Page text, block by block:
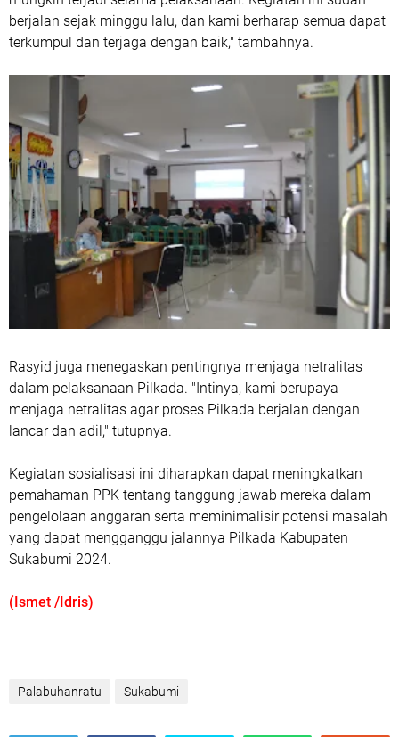
berjalan sejak minggu lalu, dan kami berharap semua dapat
terkumpul dan terjaga dengan baik," tambahnya.
Rasyid juga menegaskan pentingnya menjaga netralitas
dalam pelaksanaan Pilkada. "Intinya, kami berupaya
menjaga netralitas agar proses Pilkada berjalan dengan
lancar dan adil," tutupnya.
Kegiatan sosialisasi ini diharapkan dapat meningkatkan
pemahaman PPK tentang tanggung jawab mereka dalam
pengelolaan anggaran serta meminimalisir potensi masalah
yang dapat mengganggu jalannya Pilkada Kabupaten
Sukabumi 2024.
(Ismet /Idris)
Palabuhanratu Sukabumi